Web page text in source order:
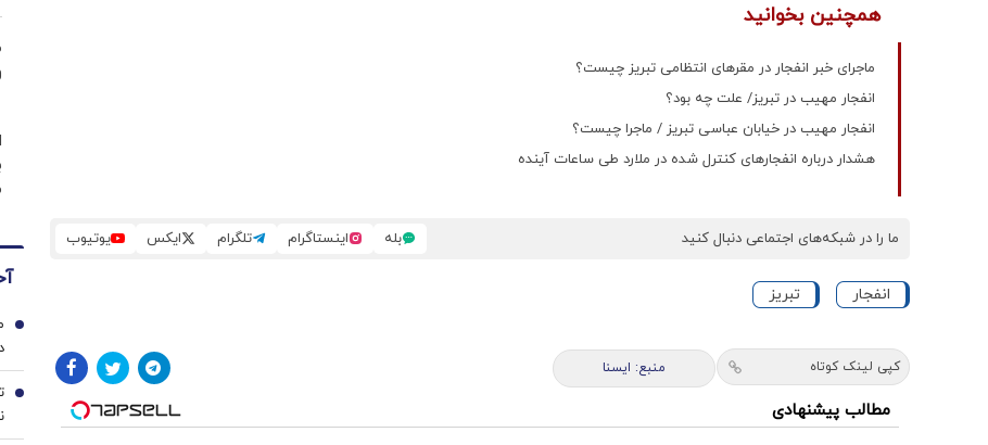
همچنین بخوانید
ماجرای خبر انفجار در مقرهای انتظامی تبریز چیست؟
انفجار مهیب در تبریز/ علت چه بود؟
انفجار مهیب در خیابان عباسی تبریز / ماجرا چیست؟
هشدار درباره انفجارهای کنترل شده در ملارد طی ساعات آینده
ما را در شبکه‌های اجتماعی دنبال کنید بله اینستاگرام تلگرام ایکس یوتیوب
انفجار تبریز
کپی لینک کوتاه منبع: ايسنا
مطالب پیشنهادی
1
2